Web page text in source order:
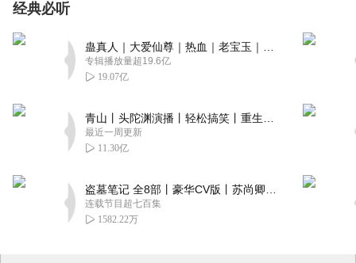
经典必听
专辑播放量超19.6亿
19.07亿
最近一周更新
11.30亿
连载节目超七百集
1582.22万